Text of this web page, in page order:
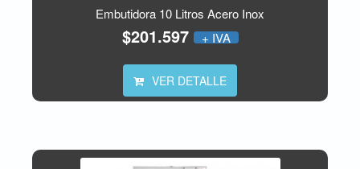
Embutidora 10 Litros Acero Inox
$201.597 + IVA
VER DETALLE